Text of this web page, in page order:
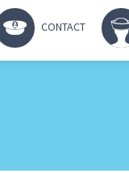
CONTACT